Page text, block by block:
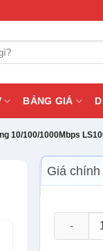
Chào
BẢNG GIÁ
10/100/1000Mbps
Giá
Switch